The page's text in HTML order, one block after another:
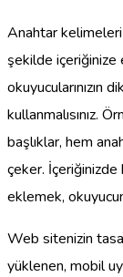
Anahtar
şekilde içeriğinize
okuyucularınızın
kullanmalısınız.
başlıklar, hem
çeker.
eklemek,
Web sitenizin
yüklenen, mobil